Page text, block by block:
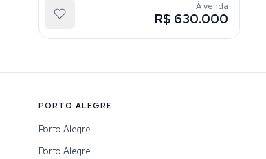
À venda
R$ 630.000
PORTO ALEGRE
Porto Alegre
Porto Alegre